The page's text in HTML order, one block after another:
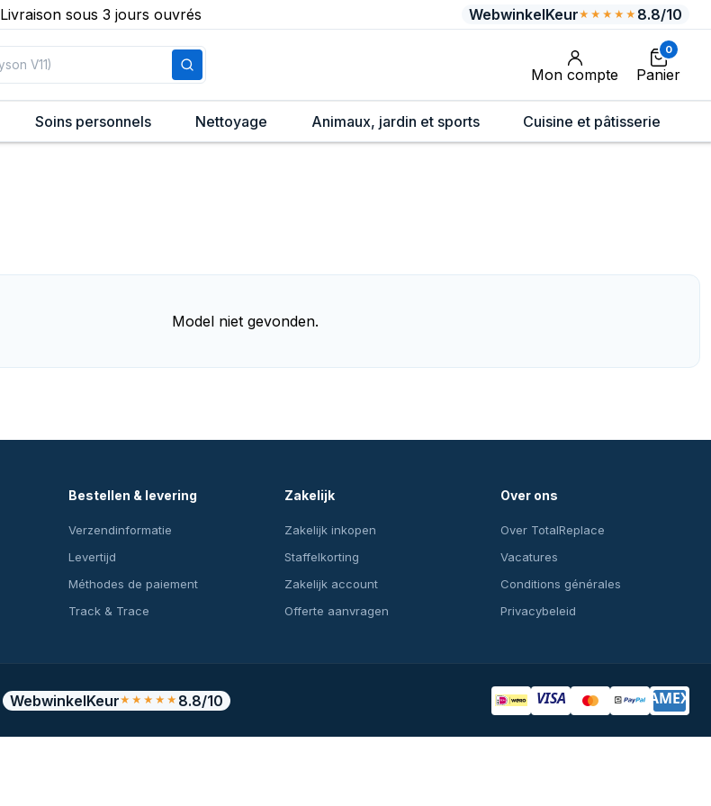
Livraison sous 3 jours ouvrés WebwinkelKeur★★★★★ 8.8/10
Mon compte
0
Panier
Soins personnels Nettoyage Animaux, jardin et sports Cuisine et pâtisserie
Model niet gevonden.
Bestellen & levering
Verzendinformatie
Levertijd
Méthodes de paiement
Track & Trace
Zakelijk
Zakelijk inkopen
Staffelkorting
Zakelijk account
Offerte aanvragen
Over ons
Over TotalReplace
Vacatures
Conditions générales
Privacybeleid
WebwinkelKeur★★★★★ 8.8/10 VISA AMEX